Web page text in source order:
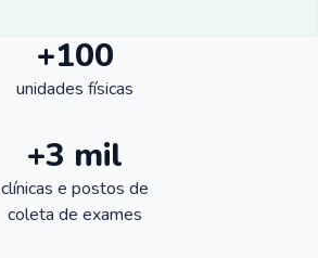
+100
unidades físicas
+3 mil
clínicas e postos de
coleta de exames